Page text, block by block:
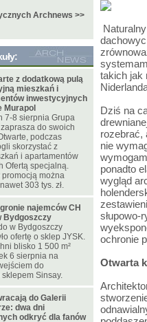
takich jak
Dziś na
rozebrać,
nie
ponadto
wygląd
słupowo-
ochronie
Otwarta
Archnews >>
z dodatkową pulą
mieszkań i
inwestycyjnych
Murapol
7-8 sierpnia Grupa
do swoich
podczas
skorzystać z
i apartamentów
Ofertą specjalną.
można
303 tys. zł.
najemców CH
Bydgoszczy
w Bydgoszczy
ofertę o sklep JYSK.
blisko 1 500 m²
6 sierpnia na
do
Sinsay.
do Galerii
dwa dni
odkryć dla fanów